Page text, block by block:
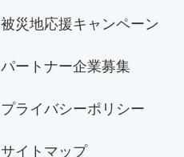
被災地応援キャンペーン
パートナー企業募集
プライバシーポリシー
サイトマップ